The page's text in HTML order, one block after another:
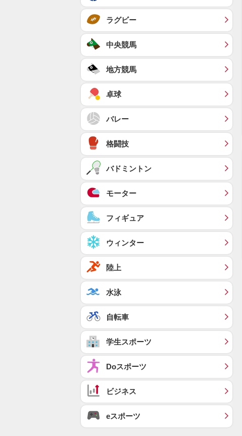
ラグビー
中央競馬
地方競馬
卓球
バレー
格闘技
バドミントン
モーター
フィギュア
ウィンター
陸上
水泳
自転車
学生スポーツ
Doスポーツ
ビジネス
eスポーツ